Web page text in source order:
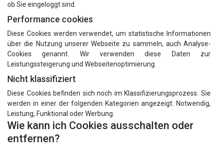
ob Sie eingeloggt sind.
Performance cookies
Diese Cookies werden verwendet, um statistische Informationen
über die Nutzung unserer Webseite zu sammeln, auch Analyse-
Cookies genannt. Wir verwenden diese Daten zur
Leistungssteigerung und Webseitenoptimierung.
Nicht klassifiziert
Diese Cookies befinden sich noch im Klassifizierungsprozess. Sie
werden in einer der folgenden Kategorien angezeigt: Notwendig,
Leistung, Funktional oder Werbung.
Wie kann ich Cookies ausschalten oder
entfernen?